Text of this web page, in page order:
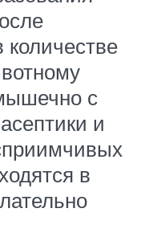
количестве
с
и
в